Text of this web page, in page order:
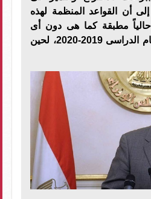
إلى أن القواعد المنظمة لهذه
حالياً مطبقة كما هى دون أى
تغيير أو تعديل حتى العام الدراسى 2019-2020، لحين